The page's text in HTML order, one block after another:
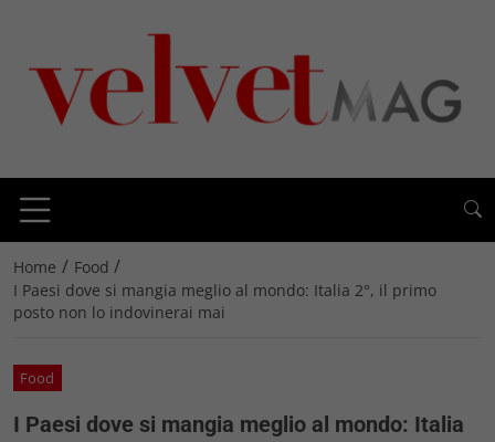
Home / Food /
I Paesi dove si mangia meglio al mondo: Italia 2°, il primo
posto non lo indovinerai mai
Food
I Paesi dove si mangia meglio al mondo: Italia